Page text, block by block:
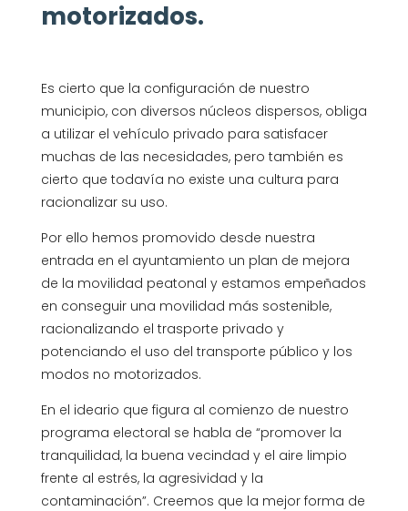
motorizados.
Es cierto que la configuración de nuestro
municipio, con diversos núcleos dispersos, obliga
a utilizar el vehículo privado para satisfacer
muchas de las necesidades, pero también es
cierto que todavía no existe una cultura para
racionalizar su uso.
Por ello hemos promovido desde nuestra
entrada en el ayuntamiento un plan de mejora
de la movilidad peatonal y estamos empeñados
en conseguir una movilidad más sostenible,
racionalizando el trasporte privado y
potenciando el uso del transporte público y los
modos no motorizados.
En el ideario que figura al comienzo de nuestro
programa electoral se habla de “promover la
tranquilidad, la buena vecindad y el aire limpio
frente al estrés, la agresividad y la
contaminación”. Creemos que la mejor forma de